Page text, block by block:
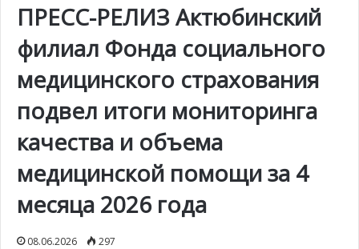
ПРЕСС-РЕЛИЗ Актюбинский
филиал Фонда социального
медицинского страхования
подвел итоги мониторинга
качества и объема
медицинской помощи за 4
месяца 2026 года
08.06.2026 297